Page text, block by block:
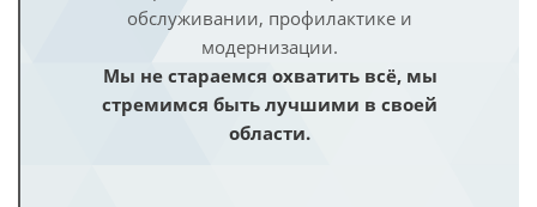
обслуживании, профилактике и
модернизации.
Мы не стараемся охватить всё, мы
стремимся быть лучшими в своей
области.